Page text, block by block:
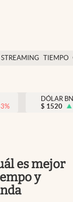
STREAMING TIEMPO
México
%
DÓLAR
$ 1520
es mejor
y